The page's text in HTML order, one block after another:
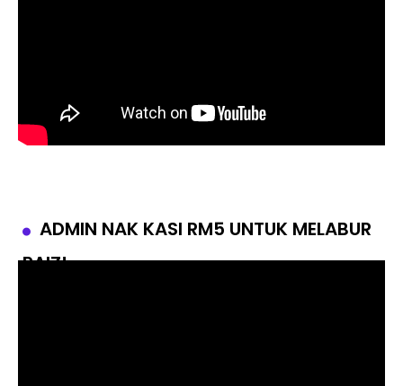
ADMIN NAK KASI RM5 UNTUK MELABUR
RAIZ!